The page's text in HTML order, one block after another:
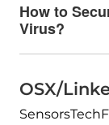
How to
Virus?
OSX/